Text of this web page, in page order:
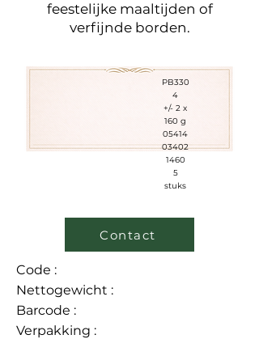
feestelijke maaltijden of
verfijnde borden.
PB330
4
+/- 2 x
160 g
05414
03402
1460
5
stuks
Contact
Code :
Nettogewicht :
Barcode :
Verpakking :